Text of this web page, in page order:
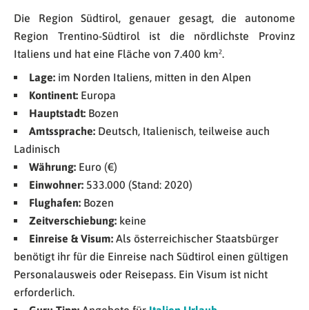
Die Region Südtirol, genauer gesagt, die autonome
Region Trentino-Südtirol ist die nördlichste Provinz
Italiens und hat eine Fläche von 7.400 km².
Lage: im Norden Italiens, mitten in den Alpen
Kontinent: Europa
Hauptstadt: Bozen
Amtssprache: Deutsch, Italienisch, teilweise auch
Ladinisch
Währung: Euro (€)
Einwohner: 533.000 (Stand: 2020)
Flughafen: Bozen
Zeitverschiebung: keine
Einreise & Visum: Als österreichischer Staatsbürger
benötigt ihr für die Einreise nach Südtirol einen gültigen
Personalausweis oder Reisepass. Ein Visum ist nicht
erforderlich.